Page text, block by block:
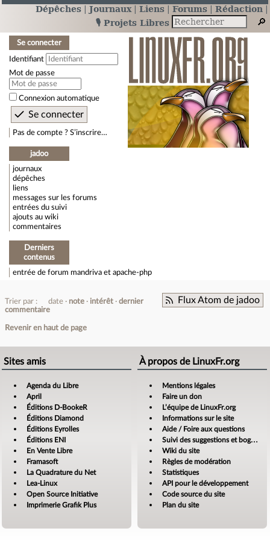
Dépêches Journaux Liens Forums
Rédaction
🎙️ Projets Libres
Se connecter
Identifiant
Mot de passe
Connexion automatique
Pas de compte ? S’inscrire…
jadoo
journaux
dépêches
liens
messages sur les forums
entrées du suivi
ajouts au wiki
commentaires
Derniers
contenus
entrée de forum mandriva et apache-php
Flux Atom de jadoo
Trier par : date note intérêt
dernier
commentaire
Revenir en haut de page
Sites amis
Agenda du Libre
April
Éditions D-BookeR
Éditions Diamond
Éditions Eyrolles
Éditions ENI
En Vente Libre
Framasoft
La Quadrature du Net
Lea-Linux
Open Source Initiative
Imprimerie Grafik Plus
À propos de LinuxFr.org
Mentions légales
Faire un don
L’équipe de LinuxFr.org
Informations sur le site
Aide / Foire aux questions
Suivi des suggestions et bogues
Wiki du site
Règles de modération
Statistiques
API pour le développement
Code source du site
Plan du site